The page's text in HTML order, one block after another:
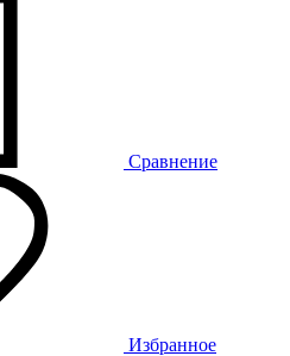
Сравнение
Избранное